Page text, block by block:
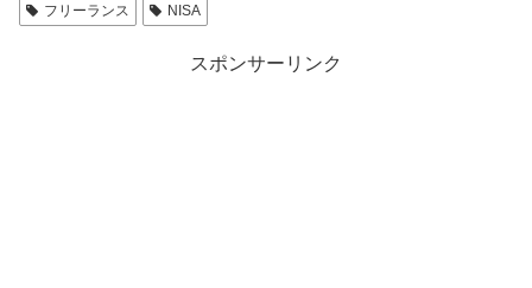
フリーランス NISA
スポンサーリンク